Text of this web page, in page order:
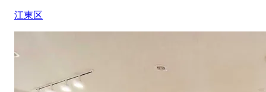
江東区